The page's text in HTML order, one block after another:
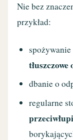
Nie bez
przykład:
tłuszczowe
dbanie o
regularne